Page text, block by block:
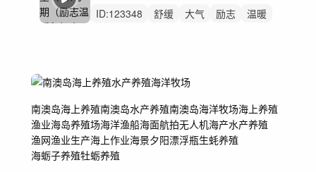
ID:123348 舒缓 大气 励志
温暖
南澳岛海上养殖南澳岛水产养殖南澳岛海洋牧场海上养殖
渔业海岛养殖场海洋渔船海面航拍无人机海产水产养殖
渔网渔业生产海上作业海景夕阳漂浮瓶生蚝养殖
海蛎子养殖牡蛎养殖